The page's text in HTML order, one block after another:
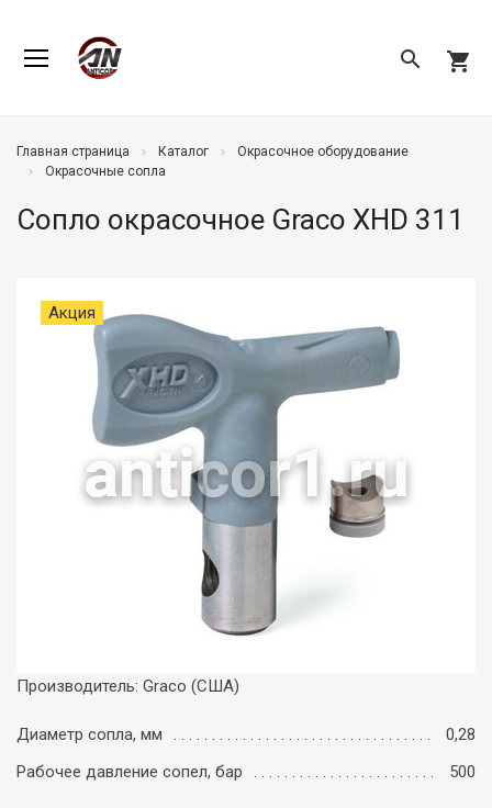
search shopping_cart
Главная страница Каталог
Окрасочное оборудование
Окрасочные сопла
Сопло окрасочное Graco XHD 311
Акция
Производитель: Graco (США)
Диаметр сопла, мм
0,28
Рабочее давление сопел, бар
500